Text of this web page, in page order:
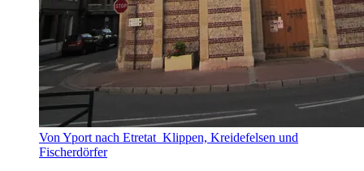
Von Yport nach Etretat_Klippen, Kreidefelsen und
Fischerdörfer